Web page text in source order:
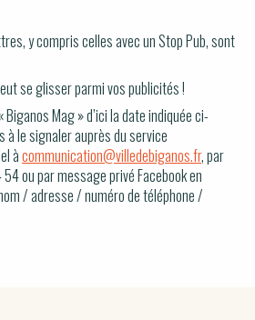
y compris celles avec un Stop Pub, sont
se glisser parmi vos publicités !
Biganos Mag » d’ici la date indiquée ci-
à le signaler auprès du service
àcommunication@villedebiganos.fr, par
ou par message privé Facebook en
/ adresse / numéro de téléphone /